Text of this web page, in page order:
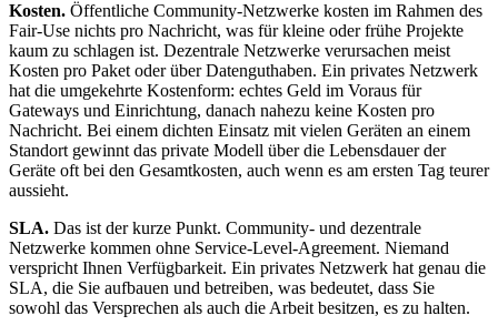
Kosten. Öffentliche Community-Netzwerke kosten im Rahmen des
Fair-Use nichts pro Nachricht, was für kleine oder frühe Projekte
kaum zu schlagen ist. Dezentrale Netzwerke verursachen meist
Kosten pro Paket oder über Datenguthaben. Ein privates Netzwerk
hat die umgekehrte Kostenform: echtes Geld im Voraus für
Gateways und Einrichtung, danach nahezu keine Kosten pro
Nachricht. Bei einem dichten Einsatz mit vielen Geräten an einem
Standort gewinnt das private Modell über die Lebensdauer der
Geräte oft bei den Gesamtkosten, auch wenn es am ersten Tag teurer
aussieht.
SLA. Das ist der kurze Punkt. Community- und dezentrale
Netzwerke kommen ohne Service-Level-Agreement. Niemand
verspricht Ihnen Verfügbarkeit. Ein privates Netzwerk hat genau die
SLA, die Sie aufbauen und betreiben, was bedeutet, dass Sie
sowohl das Versprechen als auch die Arbeit besitzen, es zu halten.